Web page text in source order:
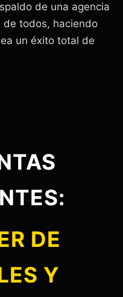
de una agencia
de todos, haciendo
un éxito total de
DE
Y